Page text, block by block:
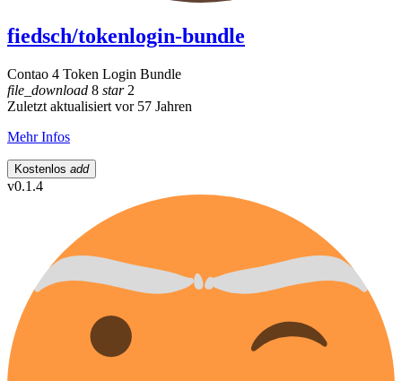
fiedsch/tokenlogin-bundle
Contao 4 Token Login Bundle
file_download 8 star2
Zuletzt aktualisiert vor 57 Jahren
Mehr Infos
Kostenlos add
v0.1.4